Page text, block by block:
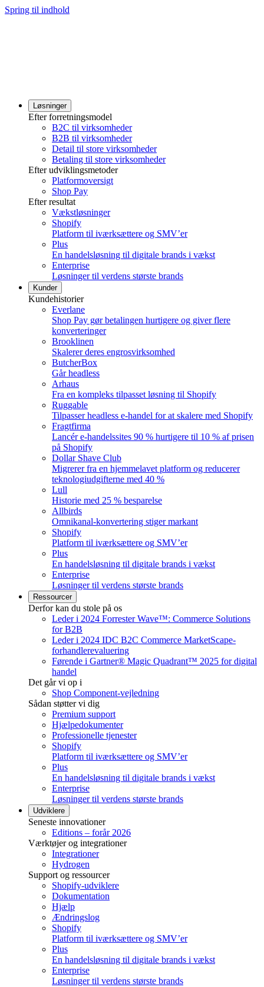
Spring til indhold
Løsninger
Efter forretningsmodel
B2C til virksomheder
B2B til virksomheder
Detail til store virksomheder
Betaling til store virksomheder
Efter udviklingsmetoder
Platformoversigt
Shop Pay
Efter resultat
Vækstløsninger
Shopify
Platform til iværksættere og SMV’er
Plus
En handelsløsning til digitale brands i vækst
Enterprise
Løsninger til verdens største brands
Kunder
Kundehistorier
Everlane
Shop Pay gør betalingen hurtigere og giver flere
konverteringer
Brooklinen
Skalerer deres engrosvirksomhed
ButcherBox
Går headless
Arhaus
Fra en kompleks tilpasset løsning til Shopify
Ruggable
Tilpasser headless e-handel for at skalere med Shopify
Fragtfirma
Lancér e-handelssites 90 % hurtigere til 10 % af prisen
på Shopify
Dollar Shave Club
Migrerer fra en hjemmelavet platform og reducerer
teknologiudgifterne med 40 %
Lull
Historie med 25 % besparelse
Allbirds
Omnikanal-konvertering stiger markant
Shopify
Platform til iværksættere og SMV’er
Plus
En handelsløsning til digitale brands i vækst
Enterprise
Løsninger til verdens største brands
Ressourcer
Derfor kan du stole på os
Leder i 2024 Forrester Wave™: Commerce Solutions
for B2B
Leder i 2024 IDC B2C Commerce MarketScape-
forhandlerevaluering
Førende i Gartner® Magic Quadrant™ 2025 for digital
handel
Det går vi op i
Shop Component-vejledning
Sådan støtter vi dig
Premium support
Hjælpedokumenter
Professionelle tjenester
Shopify
Platform til iværksættere og SMV’er
Plus
En handelsløsning til digitale brands i vækst
Enterprise
Løsninger til verdens største brands
Udviklere
Seneste innovationer
Editions – forår 2026
Værktøjer og integrationer
Integrationer
Hydrogen
Support og ressourcer
Shopify-udviklere
Dokumentation
Hjælp
Ændringslog
Shopify
Platform til iværksættere og SMV’er
Plus
En handelsløsning til digitale brands i vækst
Enterprise
Løsninger til verdens største brands